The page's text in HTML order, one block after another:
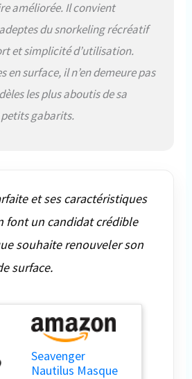
améliorée. Il convient
du snorkeling récréatif
et simplicité d’utilisation.
en surface, il n’en demeure pas
les plus aboutis de sa
gabarits.
et ses caractéristiques
font un candidat crédible
souhaite renouveler son
surface.
Seavenger
Nautilus Masque